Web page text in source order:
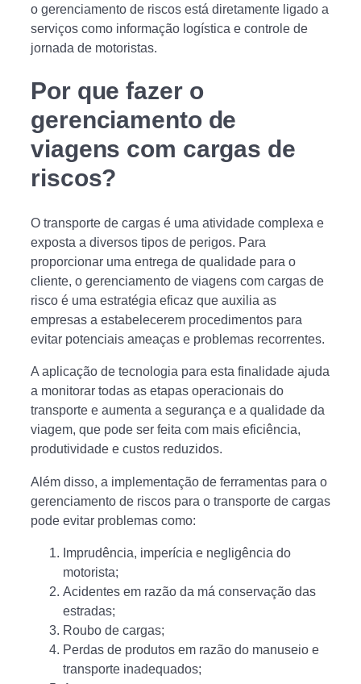
o gerenciamento de riscos está diretamente ligado a
serviços como informação logística e controle de
jornada de motoristas.
Por que fazer o
gerenciamento de
viagens com cargas de
riscos?
O transporte de cargas é uma atividade complexa e
exposta a diversos tipos de perigos. Para
proporcionar uma entrega de qualidade para o
cliente, o gerenciamento de viagens com cargas de
risco é uma estratégia eficaz que auxilia as
empresas a estabelecerem procedimentos para
evitar potenciais ameaças e problemas recorrentes.
A aplicação de tecnologia para esta finalidade ajuda
a monitorar todas as etapas operacionais do
transporte e aumenta a segurança e a qualidade da
viagem, que pode ser feita com mais eficiência,
produtividade e custos reduzidos.
Além disso, a implementação de ferramentas para o
gerenciamento de riscos para o transporte de cargas
pode evitar problemas como:
Imprudência, imperícia e negligência do
motorista;
Acidentes em razão da má conservação das
estradas;
Roubo de cargas;
Perdas de produtos em razão do manuseio e
transporte inadequados;